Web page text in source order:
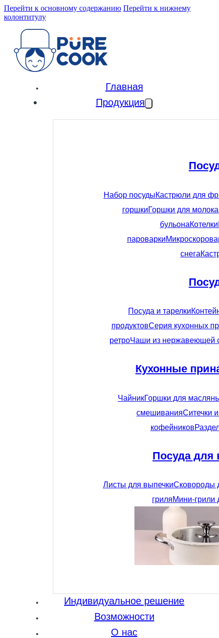
Перейти к основному содержанию Перейти к нижнему
колонтитулу
Главная
Продукция
Набор посудыКастрюли для
горшкиГоршки для молока
бульонаКотелки
пароварки
снега
Посуда и тарелки
продуктовСерия кухонных
ретроЧаши из нержавеющей
Кухонные
ЧайникГоршки для
смешиванияСитечки
кофейников
Посуда для
Листы для выпечкиСковороды
гриляМини-грили
Индивидуальное решение
Возможности
О нас